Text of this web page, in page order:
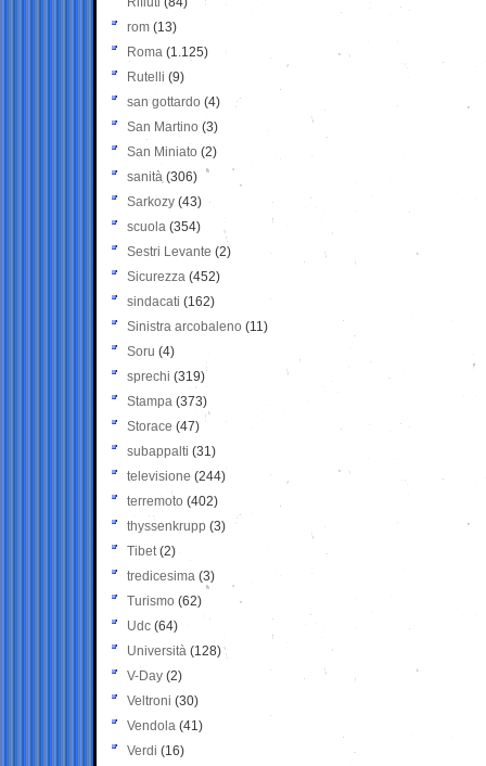
rom (13)
Roma (1.125)
Rutelli (9)
san gottardo (4)
San Martino (3)
San Miniato (2)
sanità (306)
Sarkozy (43)
scuola (354)
Sestri Levante (2)
Sicurezza (452)
sindacati (162)
Sinistra arcobaleno (11)
Soru (4)
sprechi (319)
Stampa (373)
Storace (47)
subappalti (31)
televisione(244)
terremoto (402)
thyssenkrupp (3)
Tibet(2)
tredicesima (3)
Turismo (62)
Udc (64)
Università (128)
V-Day (2)
Veltroni (30)
Vendola (41)
Verdi (16)